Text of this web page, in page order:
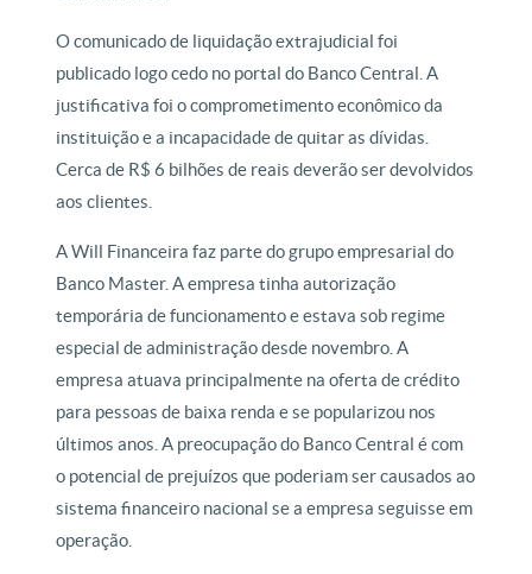
O comunicado de liquidação extrajudicial foi
publicado logo cedo no portal do Banco Central. A
justificativa foi o comprometimento econômico da
instituição e a incapacidade de quitar as dívidas.
Cerca de R$ 6 bilhões de reais deverão ser devolvidos
aos clientes.
A Will Financeira faz parte do grupo empresarial do
Banco Master. A empresa tinha autorização
temporária de funcionamento e estava sob regime
especial de administração desde novembro. A
empresa atuava principalmente na oferta de crédito
para pessoas de baixa renda e se popularizou nos
últimos anos. A preocupação do Banco Central é com
o potencial de prejuízos que poderiam ser causados ao
sistema financeiro nacional se a empresa seguisse em
operação.